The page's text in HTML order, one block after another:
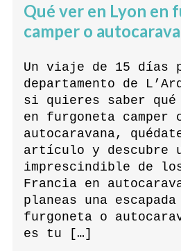
Qué ver en Lyon en
camper o
Un viaje de 15 días
departamento de
si quieres saber qué
en furgoneta camper
autocaravana,
artículo y descubre
imprescindible de
Francia en
planeas una
furgoneta o
es tu […]